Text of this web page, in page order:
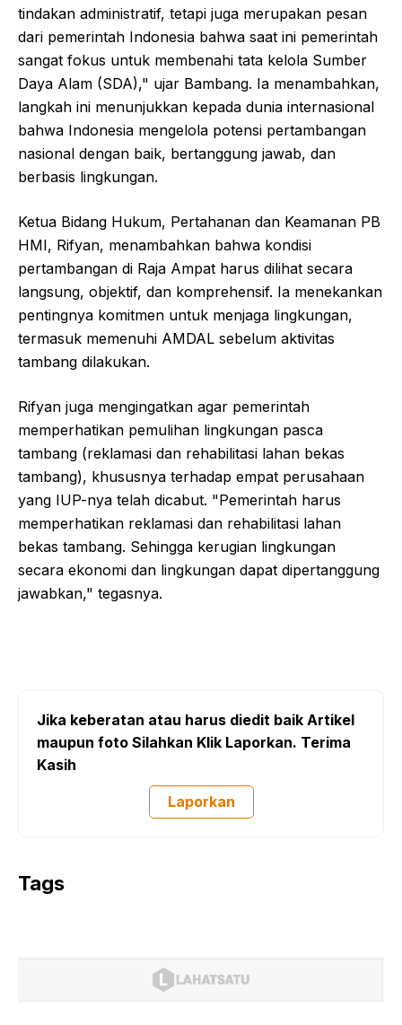
tindakan administratif, tetapi juga merupakan pesan
dari pemerintah Indonesia bahwa saat ini pemerintah
sangat fokus untuk membenahi tata kelola Sumber
Daya Alam (SDA)," ujar Bambang. Ia menambahkan,
langkah ini menunjukkan kepada dunia internasional
bahwa Indonesia mengelola potensi pertambangan
nasional dengan baik, bertanggung jawab, dan
berbasis lingkungan.
Ketua Bidang Hukum, Pertahanan dan Keamanan PB
HMI, Rifyan, menambahkan bahwa kondisi
pertambangan di Raja Ampat harus dilihat secara
langsung, objektif, dan komprehensif. Ia menekankan
pentingnya komitmen untuk menjaga lingkungan,
termasuk memenuhi AMDAL sebelum aktivitas
tambang dilakukan.
Rifyan juga mengingatkan agar pemerintah
memperhatikan pemulihan lingkungan pasca
tambang (reklamasi dan rehabilitasi lahan bekas
tambang), khususnya terhadap empat perusahaan
yang IUP-nya telah dicabut. "Pemerintah harus
memperhatikan reklamasi dan rehabilitasi lahan
bekas tambang. Sehingga kerugian lingkungan
secara ekonomi dan lingkungan dapat dipertanggung
jawabkan," tegasnya.
Jika keberatan atau harus diedit baik Artikel
maupun foto Silahkan Klik Laporkan. Terima
Kasih
Laporkan
Tags